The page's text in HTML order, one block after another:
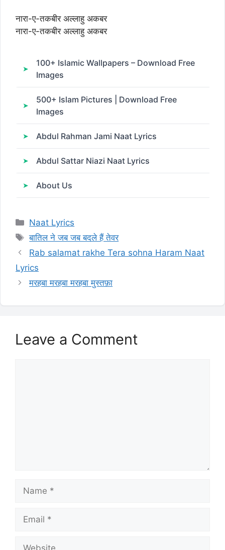
नारा-ए-तकबीर अल्लाहु अकबर
नारा-ए-तकबीर अल्लाहु अकबर
100+ Islamic Wallpapers – Download Free
Images
500+ Islam Pictures | Download Free
Images
Abdul Rahman Jami Naat Lyrics
Abdul Sattar Niazi Naat Lyrics
About Us
Categories
Naat Lyrics
Tags
बातिल ने जब जब बदले हैं तेवर
Rab salamat rakhe Tera sohna Haram Naat
Lyrics
मरहबा मरहबा मरहबा मुस्तफ़ा
Leave a Comment